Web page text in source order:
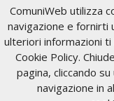
ComuniWeb utilizza
navigazione e fornirti
ulteriori informazioni
Cookie Policy.
pagina, cliccando
navigazione in